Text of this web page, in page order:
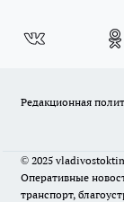
Редакционная
© 2025
Оперативные
транспорт,